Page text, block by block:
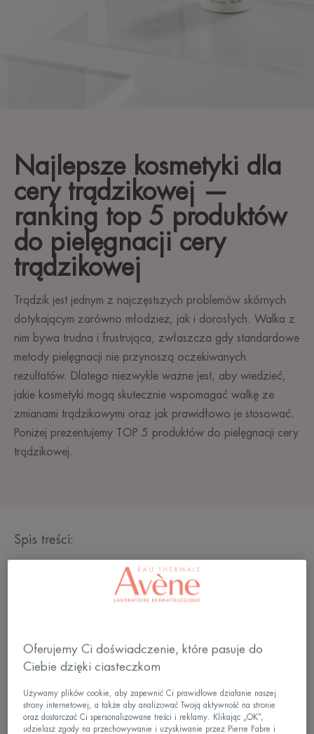
Najlepsze kosmetyki dla
cery trądzikowej —
ranking top 5 produktów
do pielęgnacji cery
trądzikowej
Trądzik jest jednym z najczęstszych problemów skórnych
dotykającym zarówno młodzież, jak i dorosłych. Walka z
nim bywa trudna i frustrująca, zwłaszcza gdy standardowe
metody pielęgnacji nie przynoszą oczekiwanych
rezultatów. Dlatego niezwykle ważne jest, aby wiedzieć,
jakie kosmetyki mogą skutecznie wspomagać walkę ze
zmianami trądzikowymi oraz jak prawidłowo je stosować.
Poniżej prezentujemy TOP 5 produktów do pielęgnacji cery
trądzikowej.
Spis treści:
Żel do mycia twarzy, jako podstawa w
pielęgnacji cery trądzikowej
trądzikowej
problematycznej
Preparat punktowy na zmiany trądzikowe
Oferujemy Ci doświadczenie, które pasuje do
Ciebie dzięki ciasteczkom
Używamy plików cookie, aby zapewnić Ci prawidłowe działanie naszej
strony internetowej, a także aby analizować Twoją aktywność na stronie
oraz dostarczać Ci spersonalizowane treści i reklamy. Klikając „OK”,
udzielasz zgody na przechowywanie i uzyskiwanie przez Pierre Fabre i